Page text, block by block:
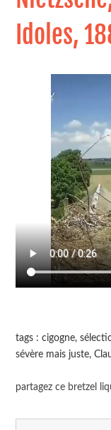
Idoles,
tags : cigogne,
sévère mais juste,
partagez ce bretzel